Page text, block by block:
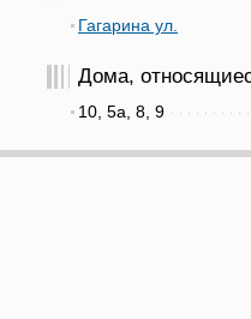
Гагарина ул.
Дома,
10, 5а, 8, 9